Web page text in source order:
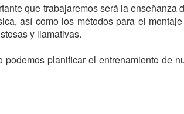
que trabajaremos será la
así como los métodos para el
y llamativas.
podemos planificar el entrenamiento de